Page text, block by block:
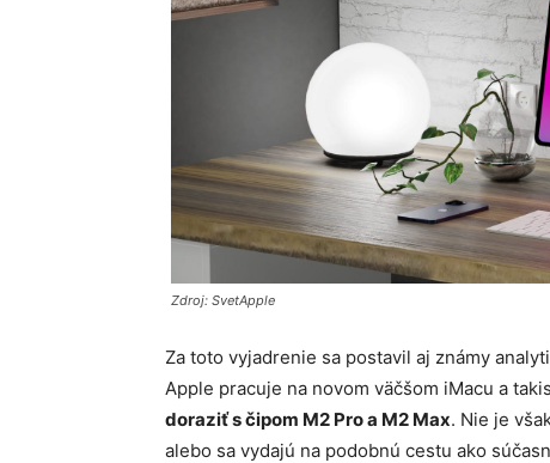
Zdroj: SvetApple
Za toto vyjadrenie sa postavil aj známy
Apple pracuje na novom väčšom iMacu a
doraziť s čipom M2 Pro a M2 Max. Nie je
alebo sa vydajú na podobnú cestu ako